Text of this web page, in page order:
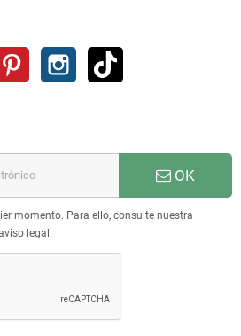
Pinterest Instagram
OK
momento. Para ello, consulte nuestra
legal.